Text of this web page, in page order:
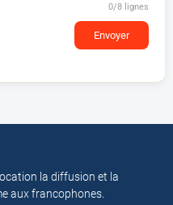
0/8 lignes
Envoyer
la diffusion et la
aux francophones.